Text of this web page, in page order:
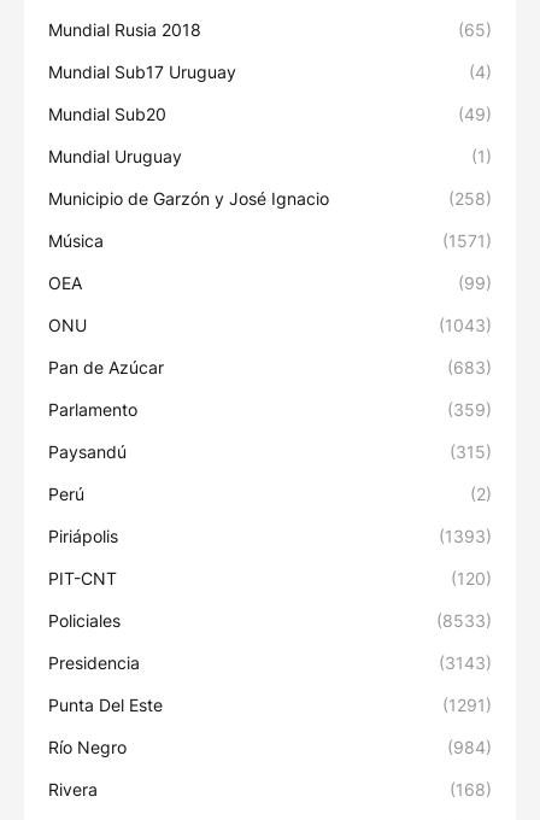
Mundial Rusia 2018 (65)
Mundial Sub17 Uruguay (4)
Mundial Sub20 (49)
Mundial Uruguay (1)
Municipio de Garzón y José Ignacio (258)
Música (1571)
OEA (99)
ONU (1043)
Pan de Azúcar (683)
Parlamento (359)
Paysandú (315)
Perú (2)
Piriápolis (1393)
PIT-CNT (120)
Policiales (8533)
Presidencia (3143)
Punta Del Este (1291)
Río Negro (984)
Rivera (168)